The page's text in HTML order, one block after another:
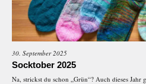
30. September 2025
Socktober 2025
Na, strickst du schon „Grün“? Auch dieses Jahr